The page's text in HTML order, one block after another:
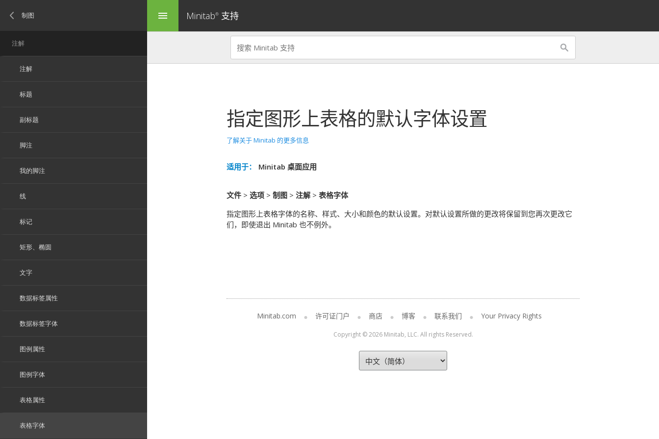
menu Minitab® 支持
指定图形上表格的默认字体设置
了解关于 Minitab 的更多信息
适用于： Minitab 桌面应用
文件 > 选项 > 制图 > 注解 > 表格字体
指定图形上表格字体的名称、样式、大小和颜色的默认设置。对默认设置所做的更改将保留到您再次更改它
们，即使退出 Minitab 也不例外。
Minitab.com 许可证门户 商店 博客 联系我们 Your Privacy Rights
Copyright © 2026 Minitab, LLC. All rights Reserved.